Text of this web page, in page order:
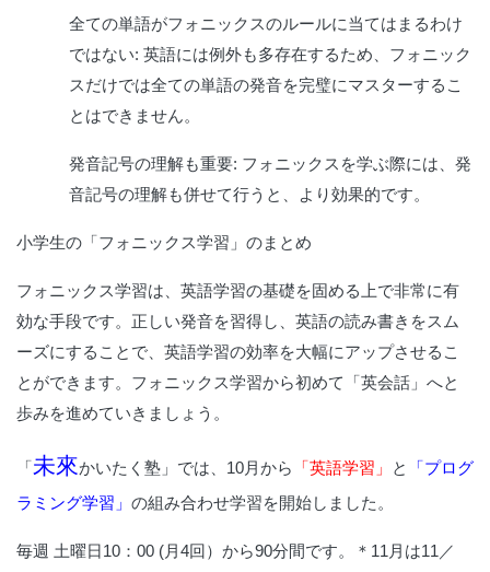
全ての単語がフォニックスのルールに当てはまるわけ
ではない: 英語には例外も多存在するため、フォニック
スだけでは全ての単語の発音を完璧にマスターするこ
とはできません。
発音記号の理解も重要: フォニックスを学ぶ際には、発
音記号の理解も併せて行うと、より効果的です。
小学生の「フォニックス学習」のまとめ
フォニックス学習は、英語学習の基礎を固める上で非常に有
効な手段です。正しい発音を習得し、英語の読み書きをスム
ーズにすることで、英語学習の効率を大幅にアップさせるこ
とができます。 フォニックス学習から初めて「英会話」へと
歩みを進めていきましょう。
「 未來かいたく塾」では、10月から 「英語学習」 と
「プログ
ラミング学習」 の組み合わせ学習を開始しました。
毎週 土曜日10：00 (月4回）から90分間です。＊11月は11／